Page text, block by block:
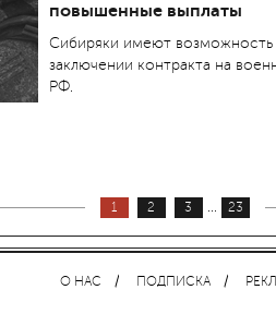
повышенные выплаты
Сибиряки имеют
заключении контракта на
РФ.
1 2 3 ... 23
О НАС ПОДПИСКА